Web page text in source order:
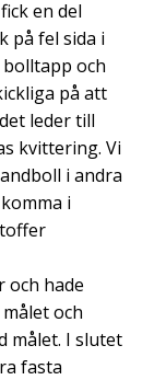
en del
på fel sida i
och
på att
leder till
kvittering. Vi
i andra
i
och hade
och
målet. I slutet
fasta